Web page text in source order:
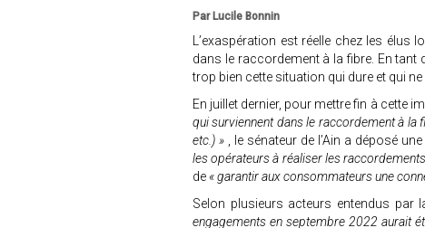
Par Lucile Bonnin
L’exaspération est réelle chez les
dans le raccordement à la fibre. En tant
trop bien cette situation qui dure et qui
En juillet dernier, pour mettre fin à cette
qui surviennent dans le raccordement à la
etc.) »
, le sénateur de l’Ain a déposé
les opérateurs à réaliser les
de « garantir aux consommateurs une
Selon plusieurs acteurs entendus par
engagements en septembre 2022 aurait